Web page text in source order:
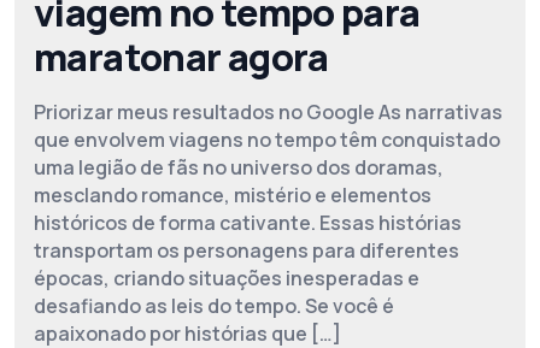
viagem no tempo para
maratonar agora
Priorizar meus resultados no Google As narrativas
que envolvem viagens no tempo têm conquistado
uma legião de fãs no universo dos doramas,
mesclando romance, mistério e elementos
históricos de forma cativante. Essas histórias
transportam os personagens para diferentes
épocas, criando situações inesperadas e
desafiando as leis do tempo. Se você é
apaixonado por histórias que […]